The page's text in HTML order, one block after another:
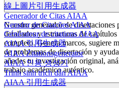
線上圖片引用生成器
Generador de Citas AIAA
Gerador de Citações AIAA
Générateur de citations AIAA
AIAA 引用生成器
AIAA Zitationsgenerator
AIAA 인용 생성기
Trình sinh trích dẫn AIAA
AIAA 引用生成器
Nuestro generador de disertaciones
detallados y estructuras de
completo. Genera marcos, sugiere
de problemas de disertación y
añades tu investigación original,
trabajo académico auténtico.